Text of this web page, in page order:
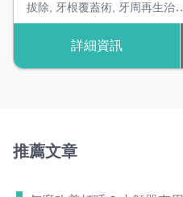
拔除
牙根覆蓋術 牙周再生治
微創雷射牙周治療,微創鼻竇增
齒槽骨重建
詳細資訊
推薦文章